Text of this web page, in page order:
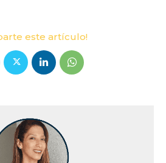
este artículo!